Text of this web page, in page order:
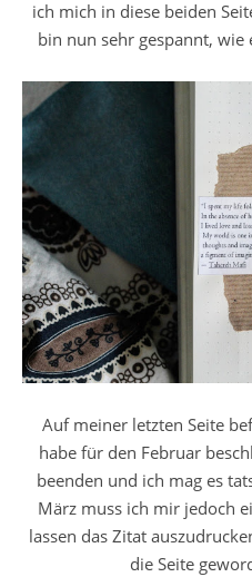
ich mich in diese beiden
bin nun sehr gespannt,
Auf meiner letzten Seite
habe für den Februar
beenden und ich mag es
März muss ich mir jedoch
lassen das Zitat
die Seite